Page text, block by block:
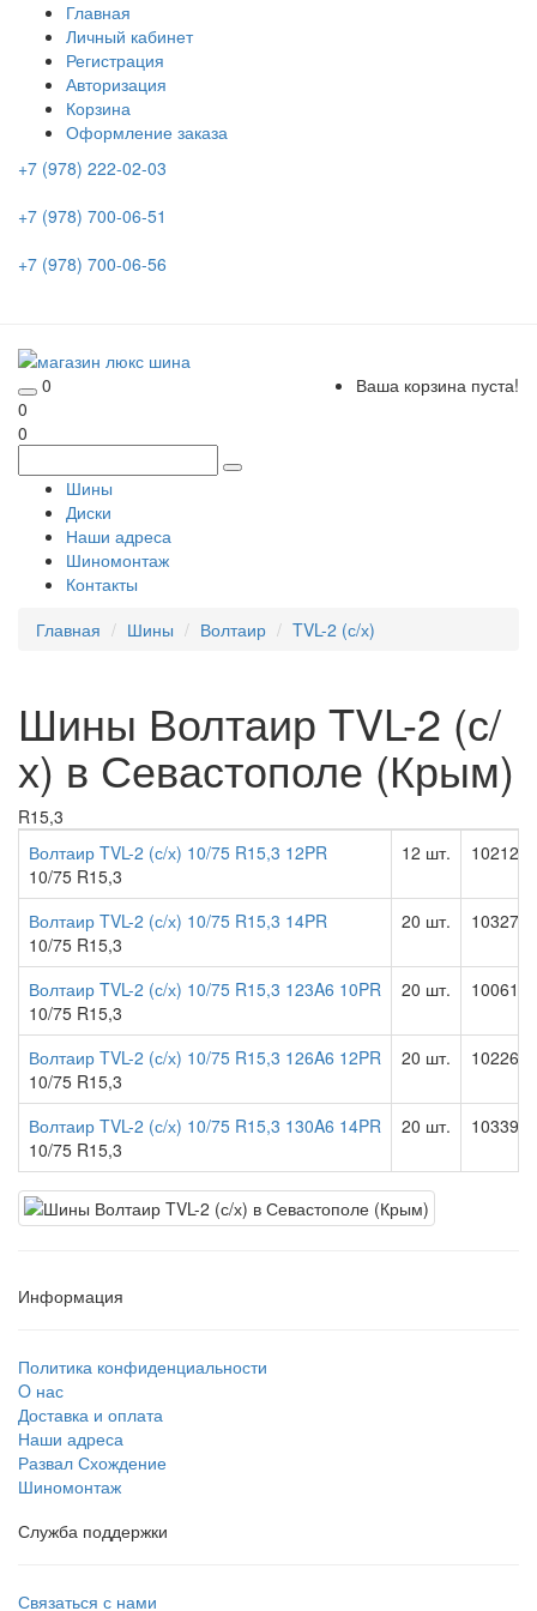
Главная
Личный кабинет
Регистрация
Авторизация
Корзина
Оформление заказа
+7 (978) 222-02-03
+7 (978) 700-06-51
+7 (978) 700-06-56
0
Ваша корзина пуста!
0
0
Шины
Диски
Наши адреса
Шиномонтаж
Контакты
Главная
Шины Волтаир TVL-2 (с/х)
Шины Волтаир TVL-2 (с/
х) в Севастополе (Крым)
R15,3
Волтаир TVL-2 (с/х) 10/75 R15,3 12PR
10/75 R15,3
12 шт.
Волтаир TVL-2 (с/х) 10/75 R15,3 14PR
10/75 R15,3
20 шт.
Волтаир TVL-2 (с/х) 10/75 R15,3 123A6 10PR
10/75 R15,3
20 шт.
Волтаир TVL-2 (с/х) 10/75 R15,3 126A6 12PR
10/75 R15,3
20 шт.
Волтаир TVL-2 (с/х) 10/75 R15,3 130A6 14PR
10/75 R15,3
20 шт.
Информация
Политика конфиденциальности
O нас
Доставка и оплата
Наши адреса
Развал Схождение
Шиномонтаж
Служба поддержки
Связаться с нами